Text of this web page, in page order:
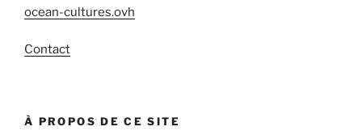
ocean-cultures.ovh
Contact
À PROPOS DE CE SITE